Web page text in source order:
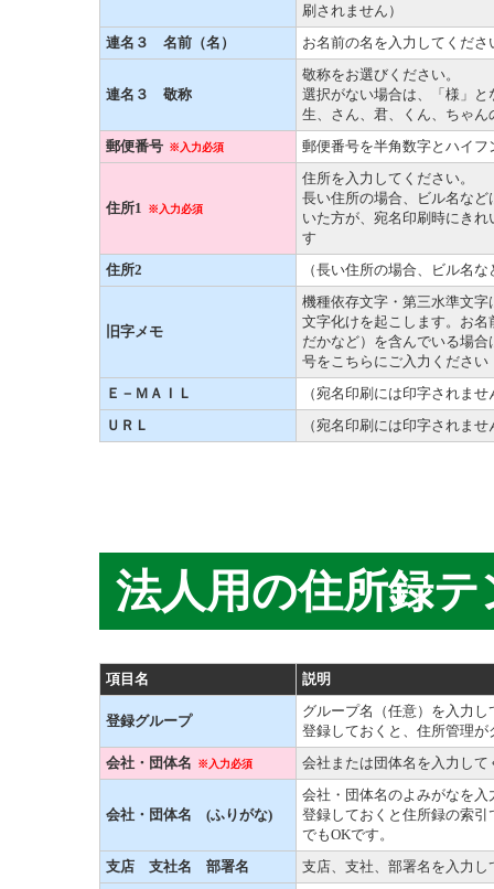
刷されません）
連名３ 名前（名）
お名前の名を入力してくださ
連名３ 敬称
敬称をお選びください。
選択がない場合は、「様」と
生、さん、君、くん、ちゃ
郵便番号 ※入力必須 郵便番号を半角数字とハイ
住所1 ※入力必須
住所を入力してください。
長い住所の場合、ビル名な
いた方が、宛名印刷時にき
す
住所2
（長い住所の場合、ビル名
旧字メモ
機種依存文字・第三水準文
文字化けを起こします。お
だかなど）を含んでいる場合
号をこちらにご入力ください
Ｅ－ＭＡＩＬ
（宛名印刷には印字されませ
ＵＲＬ
（宛名印刷には印字されませ
法人用の住所録
項目名 説明
登録グループ
グループ名（任意）を入力し
登録しておくと、住所管理
会社・団体名
※入力必須 会社または団体名を入力して
会社・団体名 (ふりがな)
会社・団体名のよみがなを入
登録しておくと住所録の索
でもOKです。
支店 支社名 部署名
支店、支社、部署名を入力し